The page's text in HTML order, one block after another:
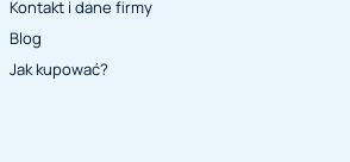
Kontakt i dane firmy
Blog
Jak kupować?